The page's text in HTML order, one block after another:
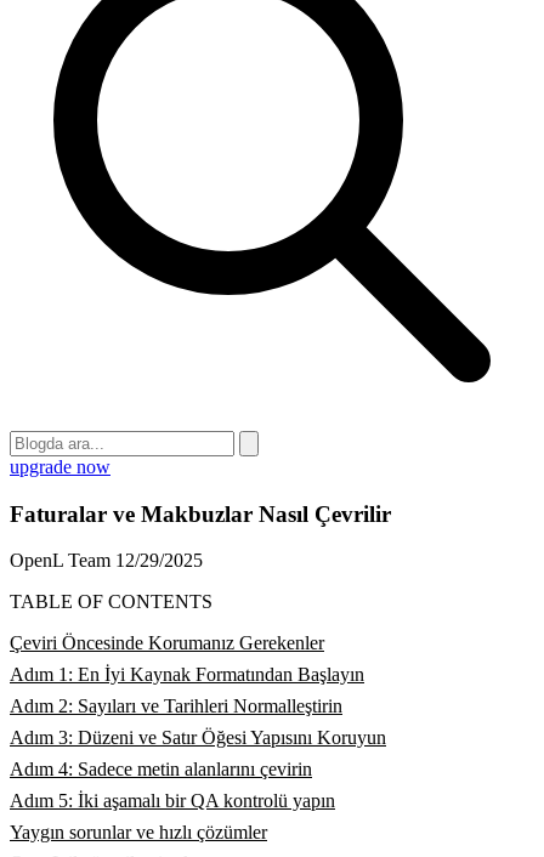
upgrade now
Faturalar ve Makbuzlar Nasıl Çevrilir
OpenL Team 12/29/2025
TABLE OF CONTENTS
Çeviri Öncesinde Korumanız Gerekenler
Adım 1: En İyi Kaynak Formatından Başlayın
Adım 2: Sayıları ve Tarihleri Normalleştirin
Adım 3: Düzeni ve Satır Öğesi Yapısını Koruyun
Adım 4: Sadece metin alanlarını çevirin
Adım 5: İki aşamalı bir QA kontrolü yapın
Yaygın sorunlar ve hızlı çözümler